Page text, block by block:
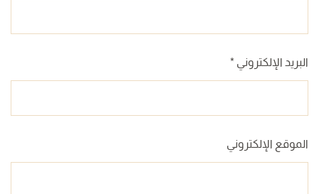
البريد الإلكتروني *
الموقع الإلكتروني